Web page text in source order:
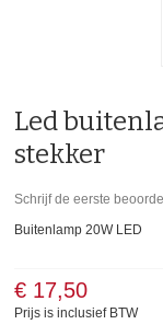
Led
stekker
Schrijf de eerste
Buitenlamp 20W LED
€ 17,50
Prijs is inclusief BTW